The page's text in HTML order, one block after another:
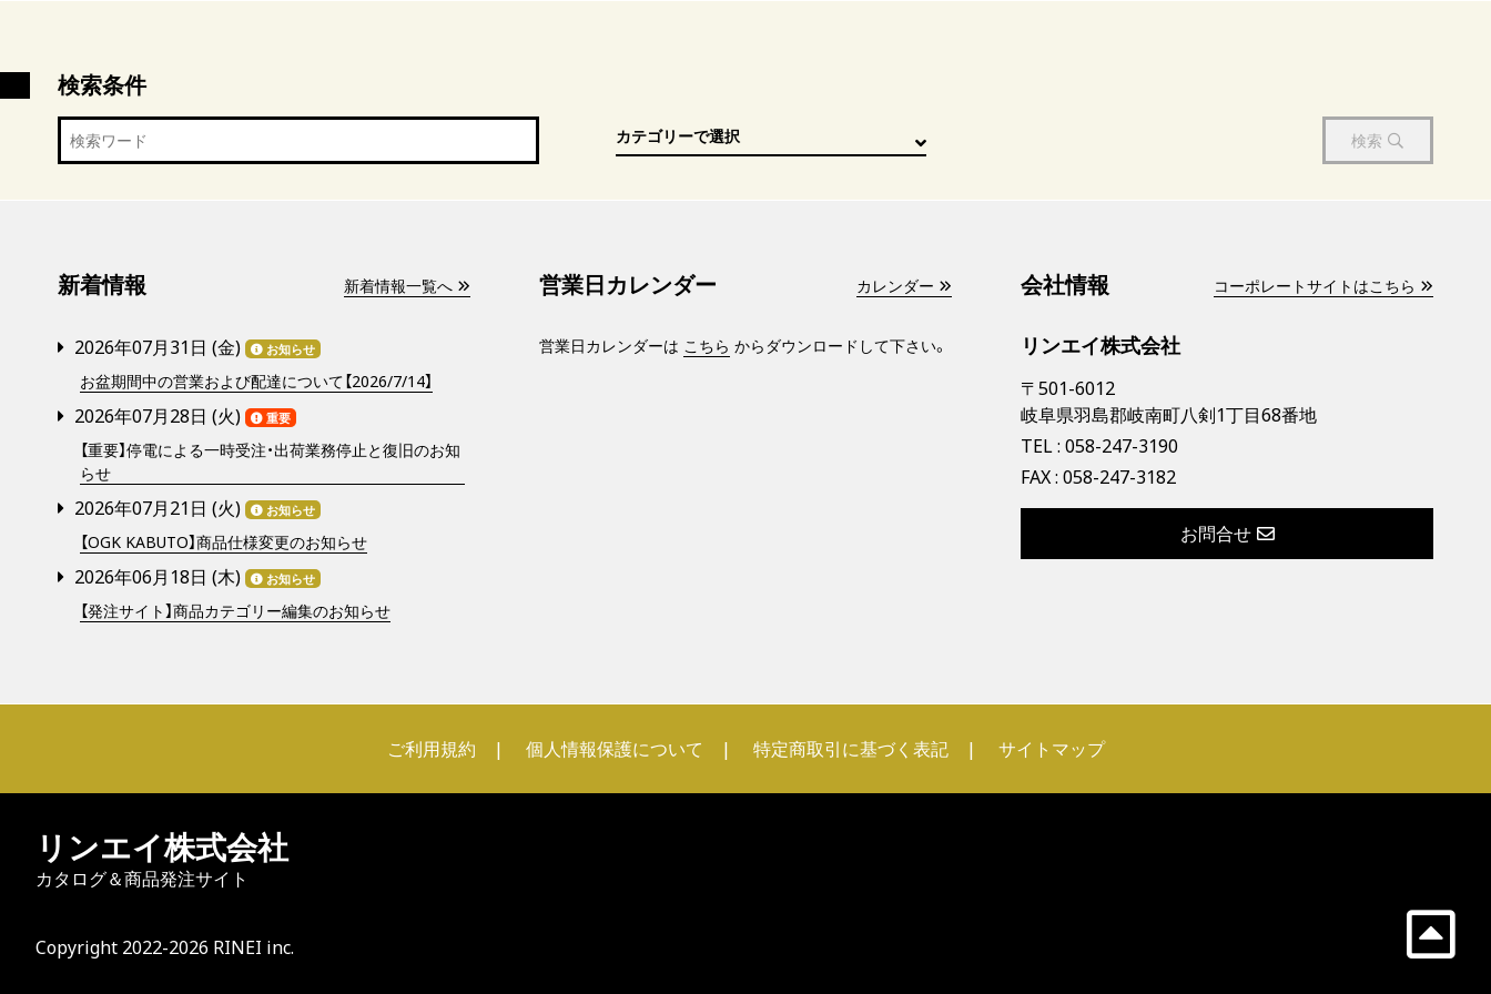
検索条件
検索
新着情報 新着情報一覧へ
2026年07月31日 (金) お知らせ
お盆期間中の営業および配達について【2026/7/14】
2026年07月28日 (火) 重要
【重要】停電による一時受注・出荷業務停止と復旧のお知
らせ
2026年07月21日 (火) お知らせ
【OGK KABUTO】商品仕様変更のお知らせ
2026年06月18日 (木) お知らせ
【発注サイト】商品カテゴリー編集のお知らせ
営業日カレンダー カレンダー
営業日カレンダーは こちら からダウンロードして下さい。
会社情報 コーポレートサイトはこちら
リンエイ株式会社
〒501-6012
岐阜県羽島郡岐南町八剣1丁目68番地
TEL : 058-247-3190
FAX : 058-247-3182
お問合せ
ご利用規約 個人情報保護について 特定商取引に基づく表記 サイトマップ
リンエイ株式会社
カタログ＆商品発注サイト
Copyright 2022-2026 RINEI inc.